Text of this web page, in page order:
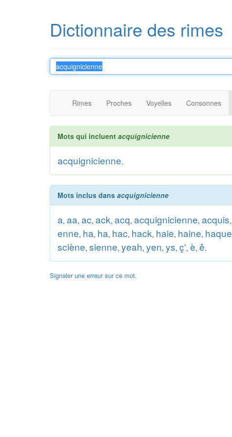
Dictionnaire des rimes
Rimes Proches Voyelles Consonnes
Mots qui incluent acquignicienne
acquignicienne.
Mots inclus dans acquignicienne
a, aa, ac, ack, acq, acquignicienne, acquis,
enne, ha, ha, hac, hack, haie, haine, haque
sciène, sienne, yeah, yen, ys, ç', è, ê.
Signaler une erreur sur ce mot.